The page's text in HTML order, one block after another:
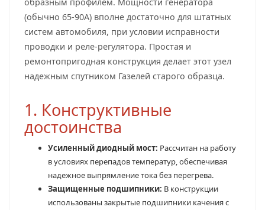
(обычно 65-90А) вполне достаточно для штатных
систем автомобиля, при условии исправности
проводки и реле-регулятора. Простая и
ремонтопригодная конструкция делает этот узел
надежным спутником Газелей старого образца.
1. Конструктивные
достоинства
Усиленный диодный мост: Рассчитан на работу
в условиях перепадов температур, обеспечивая
надежное выпрямление тока без перегрева.
Защищенные подшипники: В конструкции
использованы закрытые подшипники качения с